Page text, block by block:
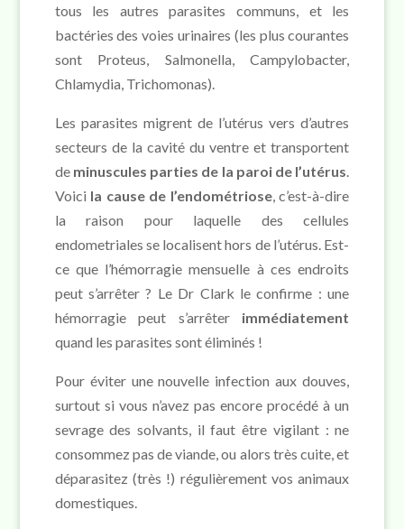
tous les autres parasites communs, et les
bactéries des voies urinaires (les plus courantes
sont Proteus, Salmonella, Campylobacter,
Chlamydia, Trichomonas).
Les parasites migrent de l’utérus vers d’autres
secteurs de la cavité du ventre et transportent
de minuscules parties de la paroi de l’utérus
Voici la cause de l’endométriose, c’est-à-dire
la raison pour laquelle des cellules
endometriales se localisent hors de l’utérus. Est-
ce que l’hémorragie mensuelle à ces endroits
peut s’arrêter ? Le Dr Clark le confirme : une
hémorragie peut s’arrêter immédiatement
quand les parasites sont éliminés !
Pour éviter une nouvelle infection aux douves,
surtout si vous n’avez pas encore procédé à un
sevrage des solvants, il faut être vigilant : ne
consommez pas de viande, ou alors très cuite, et
déparasitez (très !) régulièrement vos animaux
domestiques.